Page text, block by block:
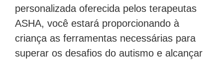
personalizada oferecida pelos terapeutas
ASHA, você estará proporcionando à
criança as ferramentas necessárias para
superar os desafios do autismo e alcançar